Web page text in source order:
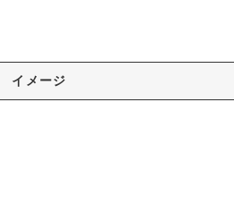
イメージ